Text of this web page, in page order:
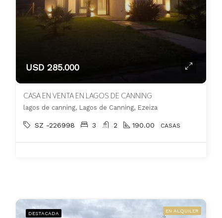
USD 285.000
CASA EN VENTA EN LAGOS DE CANNING
lagos de canning, Lagos de Canning, Ezeiza
SZ -226998 3 2 190.00 CASAS
DESTACADA EN ALQUILER